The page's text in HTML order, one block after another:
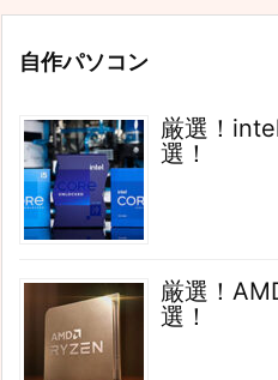
自作パソコン
厳選！
選！
厳選！
選！